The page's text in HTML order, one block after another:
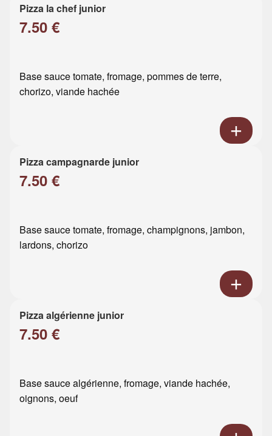
Pizza la chef junior
7.50 €
Base sauce tomate, fromage, pommes de terre,
chorizo, viande hachée
Pizza campagnarde junior
7.50 €
Base sauce tomate, fromage, champignons, jambon,
lardons, chorizo
Pizza algérienne junior
7.50 €
Base sauce algérienne, fromage, viande hachée,
oignons, oeuf